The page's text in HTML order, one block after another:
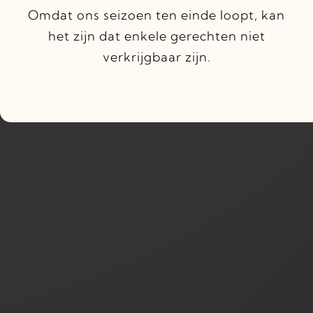
nieuwe locatie met een nieuw
concept ->Bistro Mañana
Check onze nieuwe website
Omdat ons seizoen ten einde loopt, kan
het zijn dat enkele gerechten niet
verkrijgbaar zijn.